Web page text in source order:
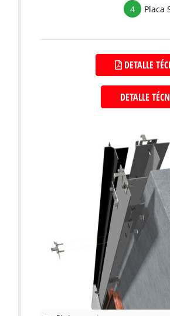
4 Placa
DETALLE
DETALLE